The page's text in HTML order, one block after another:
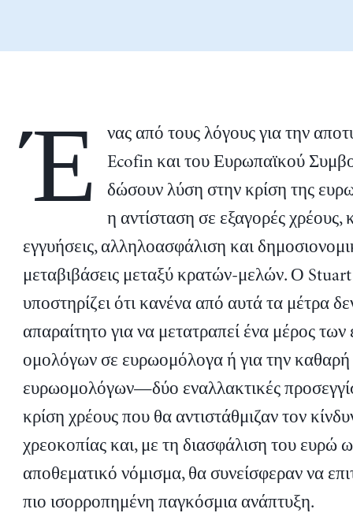
Έ
νας από τους λόγους για την
Ecofin και του Ευρωπαϊκού
δώσουν λύση στην κρίση της
η αντίσταση σε εξαγορές χρέους,
εγγυήσεις, αλληλοασφάλιση και
μεταβιβάσεις μεταξύ κρατών-μελών. Ο
υποστηρίζει ότι κανένα από αυτά τα μέτρα
απαραίτητο για να μετατραπεί ένα μέρος των
ομολόγων σε ευρωομόλογα ή για την
ευρωομολόγων—δύο εναλλακτικές
κρίση χρέους που θα αντιστάθμιζαν τον
χρεοκοπίας και, με τη διασφάλιση του ευρώ
αποθεματικό νόμισμα, θα συνείσφεραν να
πιο ισορροπημένη παγκόσμια ανάπτυξη.